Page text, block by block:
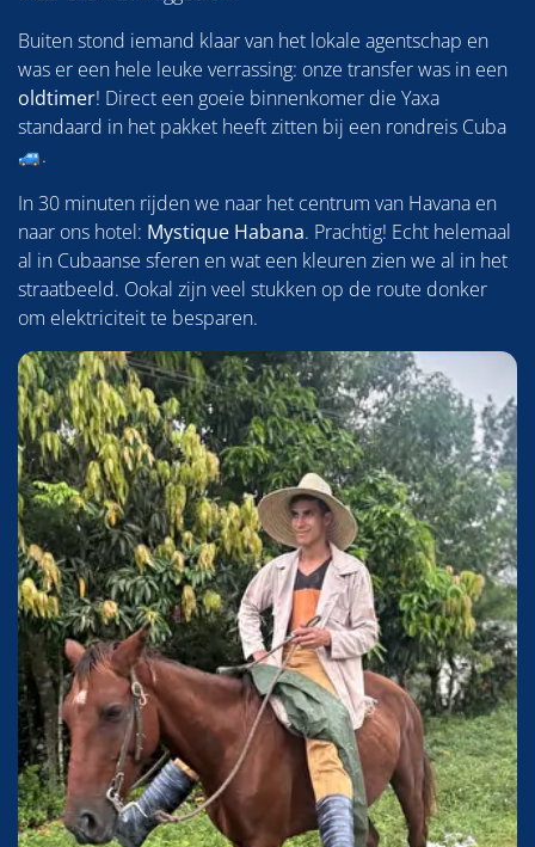
Buiten stond iemand klaar van het lokale agentschap en
was er een hele leuke verrassing: onze transfer was in een
oldtimer! Direct een goeie binnenkomer die Yaxa
standaard in het pakket heeft zitten bij een rondreis Cuba
🚙.
In 30 minuten rijden we naar het centrum van Havana en
naar ons hotel: Mystique Habana. Prachtig! Echt helemaal
al in Cubaanse sferen en wat een kleuren zien we al in het
straatbeeld. Ookal zijn veel stukken op de route donker
om elektriciteit te besparen.